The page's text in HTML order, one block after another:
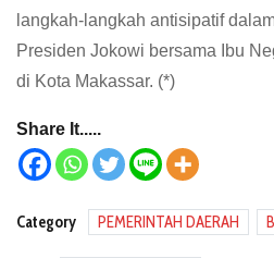
langkah-langkah antisipatif
Presiden Jokowi bersama Ibu
di Kota Makassar. (*)
Share It.....
Category PEMERINTAH DAERAH